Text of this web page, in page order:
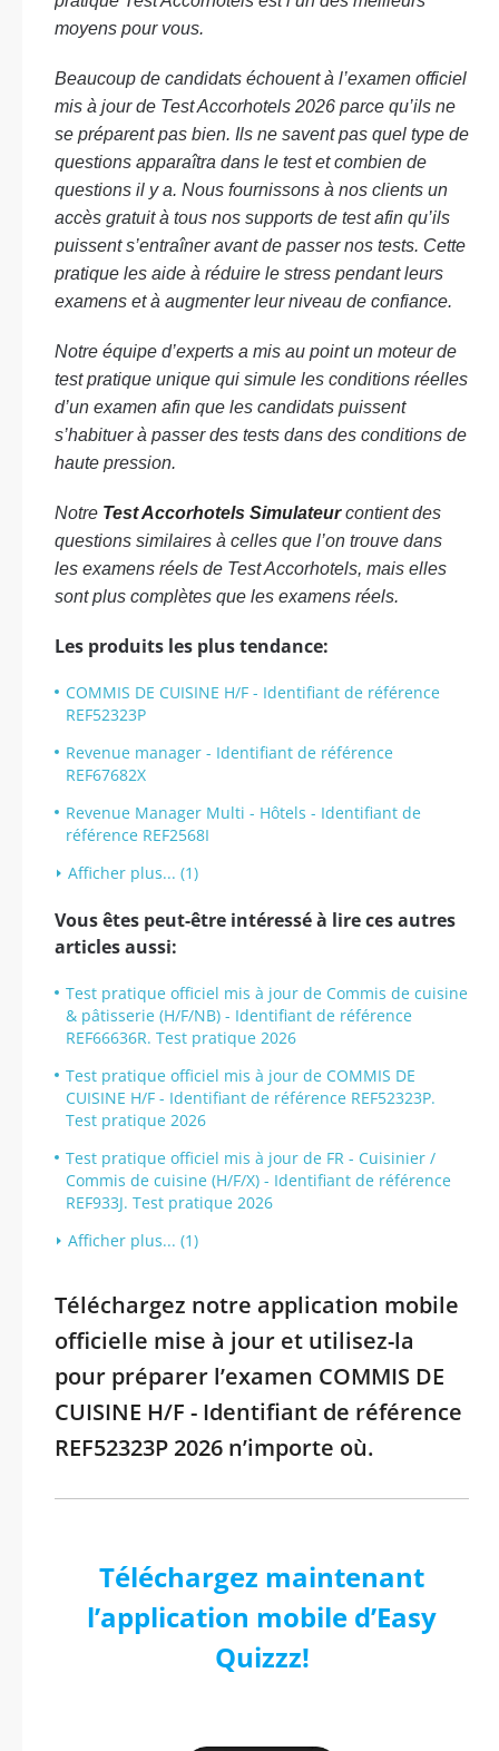
moyens pour vous.
Beaucoup de candidats échouent à l’examen officiel
mis à jour de Test Accorhotels 2026 parce qu’ils ne
se préparent pas bien. Ils ne savent pas quel type de
questions apparaîtra dans le test et combien de
questions il y a. Nous fournissons à nos clients un
accès gratuit à tous nos supports de test afin qu’ils
puissent s’entraîner avant de passer nos tests. Cette
pratique les aide à réduire le stress pendant leurs
examens et à augmenter leur niveau de confiance.
Notre équipe d’experts a mis au point un moteur de
test pratique unique qui simule les conditions réelles
d’un examen afin que les candidats puissent
s’habituer à passer des tests dans des conditions de
haute pression.
Notre Test Accorhotels Simulateurcontient des
questions similaires à celles que l’on trouve dans
les examens réels de Test Accorhotels, mais elles
sont plus complètes que les examens réels.
Les produits les plus tendance:
COMMIS DE CUISINE H/F - Identifiant de référence
REF52323P
Revenue manager - Identifiant de référence
REF67682X
Revenue Manager Multi - Hôtels - Identifiant de
référence REF2568I
Afficher plus... (1)
Vous êtes peut-être intéressé à lire ces autres
articles aussi:
Test pratique officiel mis à jour de Commis de cuisine
& pâtisserie (H/F/NB) - Identifiant de référence
REF66636R. Test pratique 2026
Test pratique officiel mis à jour de COMMIS DE
CUISINE H/F - Identifiant de référence REF52323P.
Test pratique 2026
Test pratique officiel mis à jour de FR - Cuisinier /
Commis de cuisine (H/F/X) - Identifiant de référence
REF933J. Test pratique 2026
Afficher plus... (1)
Téléchargez notre application mobile
officielle mise à jour et utilisez-la
pour préparer l’examen COMMIS DE
CUISINE H/F - Identifiant de référence
REF52323P 2026 n’importe où.
Téléchargez maintenant
l’application mobile d’Easy
Quizzz!